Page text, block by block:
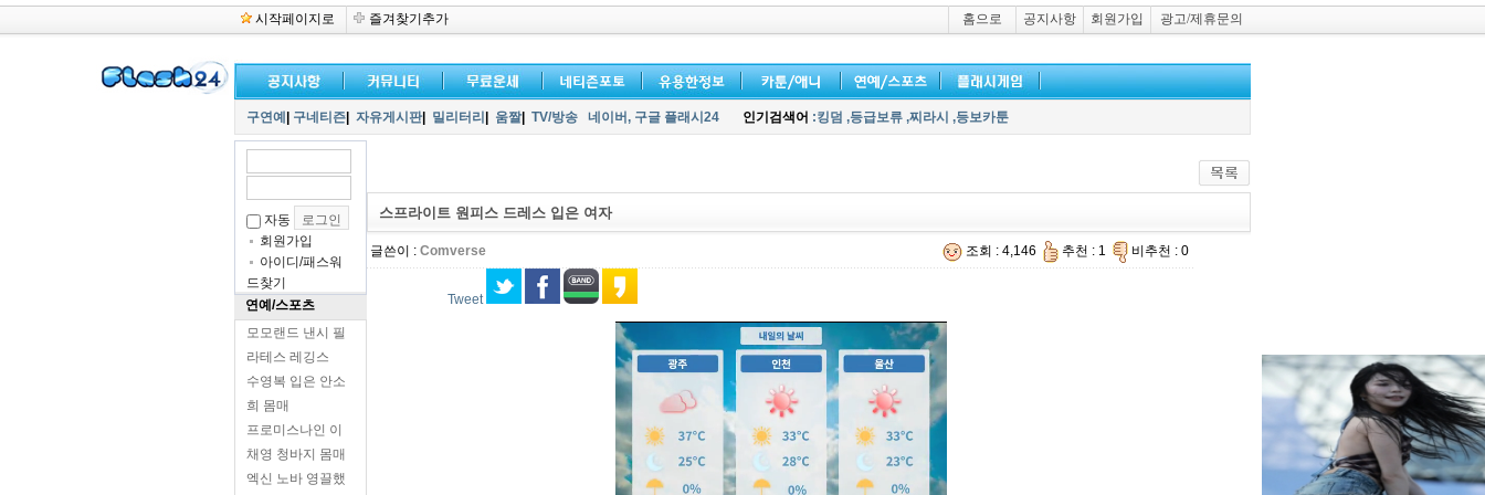
시작페이지로 즐겨찾기추가 홈으로 공지사항 회원가입 광고/제휴문의
구연예 구네티즌 자유게시판| 밀리터리 움짤| TV/방송 네이버, 구글 플래시24 인기검색어 :킹덤 ,등급보류 ,찌라시 ,등보카툰
자동
회원가입
아이디/패스워
드찾기
연예/스포츠
모모랜드 낸시 필
라테스 레깅스
수영복 입은 안소
희 몸매
프로미스나인 이
채영 청바지 몸매
엑신 노바 영끌했
스프라이트 원피스 드레스 입은 여자
글쓴이 : Comverse 조회 : 4,146 추천 : 1 비추천 : 0
Tweet